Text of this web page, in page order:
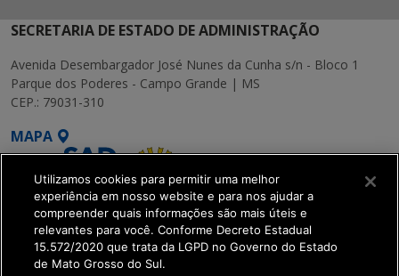
SECRETARIA DE ESTADO DE ADMINISTRAÇÃO
Avenida Desembargador José Nunes da Cunha s/n - Bloco 1
Parque dos Poderes - Campo Grande | MS
CEP.: 79031-310
MAPA
SETDIG | Secretaria-
Utilizamos cookies para permitir uma melhor
experiência em nosso website e para nos ajudar a
compreender quais informações são mais úteis e
relevantes para você. Conforme Decreto Estadual
15.572/2020 que trata da LGPD no Governo do Estado
de Mato Grosso do Sul.